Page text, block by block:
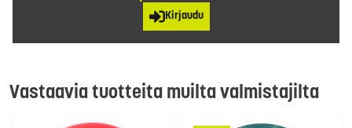
Kirjaudu
Vastaavia tuotteita muilta valmistajilta